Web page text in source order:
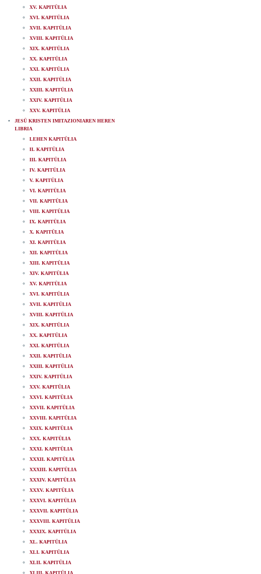
XV. KAPITÜLIA
XVI. KAPITÜLIA
XVII. KAPITÜLIA
XVIII. KAPITÜLIA
XIX. KAPITÜLIA
XX. KAPITÜLIA
XXI. KAPITÜLIA
XXII. KAPITÜLIA
XXIII. KAPITÜLIA
XXIV. KAPITÜLIA
XXV. KAPITÜLIA
JESÜ KRISTEN IMITAZIONIAREN HEREN
LIBRIA
LEHEN KAPITÜLIA
II. KAPITÜLIA
III. KAPITÜLIA
IV. KAPITÜLIA
V. KAPITÜLIA
VI. KAPITÜLIA
VII. KAPITÜLIA
VIII. KAPITÜLIA
IX. KAPITÜLIA
X. KAPITÜLIA
XI. KAPITÜLIA
XII. KAPITÜLIA
XIII. KAPITÜLIA
XIV. KAPITÜLIA
XV. KAPITÜLIA
XVI. KAPITÜLIA
XVII. KAPITÜLIA
XVIII. KAPITÜLIA
XIX. KAPITÜLIA
XX. KAPITÜLIA
XXI. KAPITÜLIA
XXII. KAPITÜLIA
XXIII. KAPITÜLIA
XXIV. KAPITÜLIA
XXV. KAPITÜLIA
XXVI. KAPITÜLIA
XXVII. KAPITÜLIA
XXVIII. KAPITÜLIA
XXIX. KAPITÜLIA
XXX. KAPITÜLIA
XXXI. KAPITÜLIA
XXXII. KAPITÜLIA
XXXIII. KAPITÜLIA
XXXIV. KAPITÜLIA
XXXV. KAPITÜLIA
XXXVI. KAPITÜLIA
XXXVII. KAPITÜLIA
XXXVIII. KAPITÜLIA
XXXIX. KAPITÜLIA
XL. KAPITÜLIA
XLI. KAPITÜLIA
XLII. KAPITÜLIA
XLIII. KAPITÜLIA